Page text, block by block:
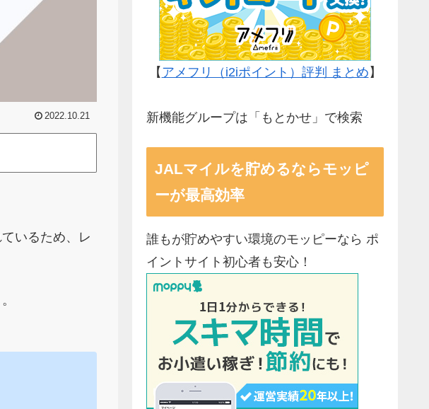
2022.10.21
いるため、レ
【 アメフリ（i2iポイント）評判 まとめ 】
新機能グループは「もとかせ」で検索
JALマイルを貯めるならモッピ
ーが最高効率
誰もが貯めやすい環境のモッピーなら ポ
イントサイト初心者も安心！